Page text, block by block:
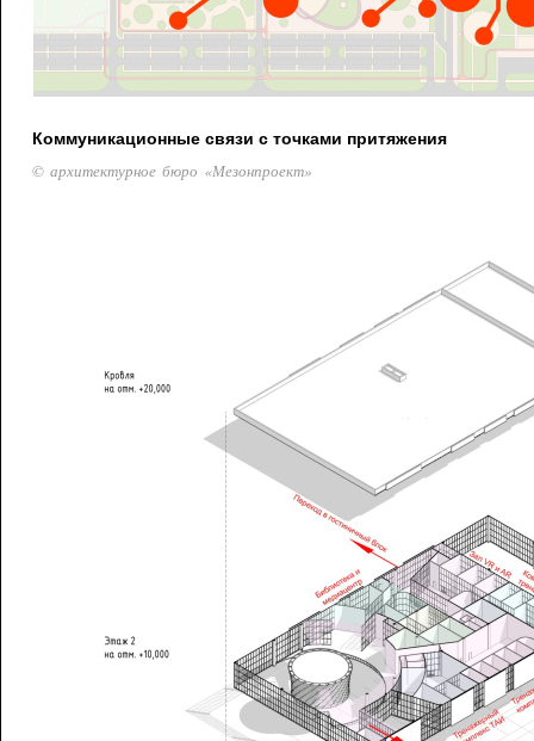
Коммуникационные связи с точками притяжения
© архитектурное бюро «Мезонпроект»